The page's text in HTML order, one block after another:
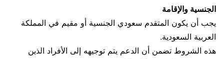
الجنسية والإقامة
يجب أن يكون المتقدم سعودي الجنسية أو مقيم في المملكة
العربية السعودية.
هذه الشروط تضمن أن الدعم يتم توجيهه إلى الأفراد الذين